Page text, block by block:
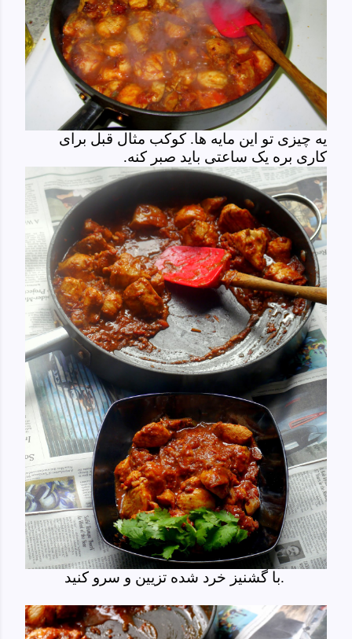
یه چیزی تو این مایه ها. کوکب مثال قبل برای
کاری بره یک ساعتی باید صبر کنه.
با گشنیز خرد شده تزیین و سرو کنید.